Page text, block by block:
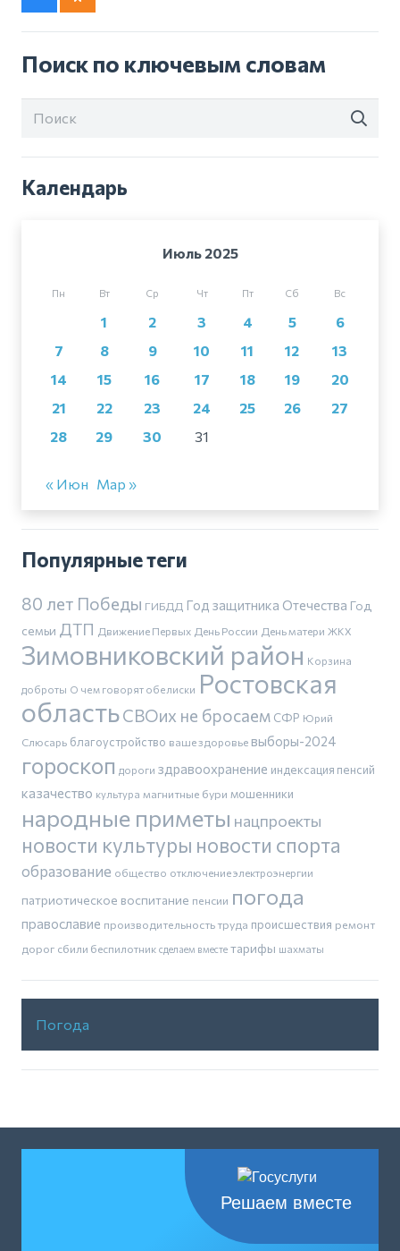
Поиск по ключевым словам
Календарь
Июль 2025
Пн Вт Ср Чт Пт Сб Вс
1 2 3 4 5
6
7
8 9 10 11 12
13
14
15 16 17 18 19
20
21
22 23 24 25 26
27
28
29 30 31
« Июн Мар »
Популярные теги
80 лет Победы ГИБДД Год защитника Отечества Год
семьи ДТП Движение Первых День России День матери ЖКХ
Зимовниковский район Корзина
доброты О чем говорят обелиски Ростовская
областьСВОих не бросаем СФР Юрий
Слюсарь благоустройство ваше здоровье выборы-2024
гороскоп дороги здравоохранение индексация пенсий
казачество культура магнитные бури мошенники
народные приметы нацпроекты
новости культуры новости спорта
образование общество отключение электроэнергии
патриотическое воспитание пенсии погода
православие производительность труда происшествия ремонт
дорог сбили беспилотник сделаем вместе тарифы шахматы
Погода
Решаем вместе